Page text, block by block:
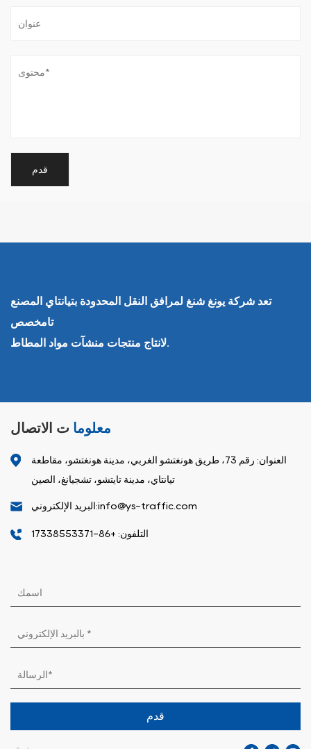
تعد شركة يونغ شنغ لمرافق النقل المحدودة بتيانتاي المصنع
تامخصص
معلوما ت الاتصال
العنوان: رقم 73، طريق هونغتشو الغربي، مدينة هونغتشو، مقاطعة
تيانتاي، مدينة تايتشو، تشجيانغ، الصين
البريد الإلكتروني:info@ys-traffic.com
التلفون: +86-17338553371
قدم